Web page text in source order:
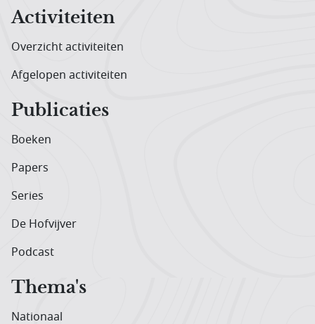
Activiteiten
Overzicht activiteiten
Afgelopen activiteiten
Publicaties
Boeken
Papers
Series
De Hofvijver
Podcast
Thema's
Nationaal